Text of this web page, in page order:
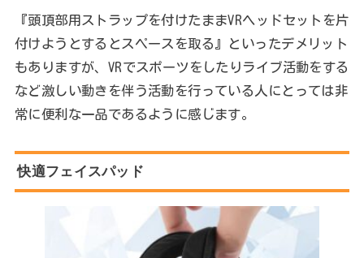
『頭頂部用ストラップを付けたままVRヘッドセットを片
付けようとするとスペースを取る』といったデメリット
もありますが、VRでスポーツをしたりライブ活動をする
など激しい動きを伴う活動を行っている人にとっては非
常に便利な一品であるように感じます。
快適フェイスパッド